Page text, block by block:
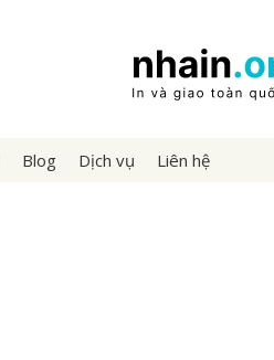
Blog Dịch vụ Liên hệ